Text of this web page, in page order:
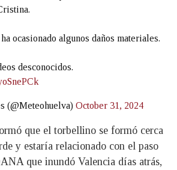
ocasionado algunos daños materiales.
desconocidos.
(@Meteohuelva) October 31, 2024
que el torbellino se formó cerca
y estaría relacionado con el paso
que inundó Valencia días atrás,